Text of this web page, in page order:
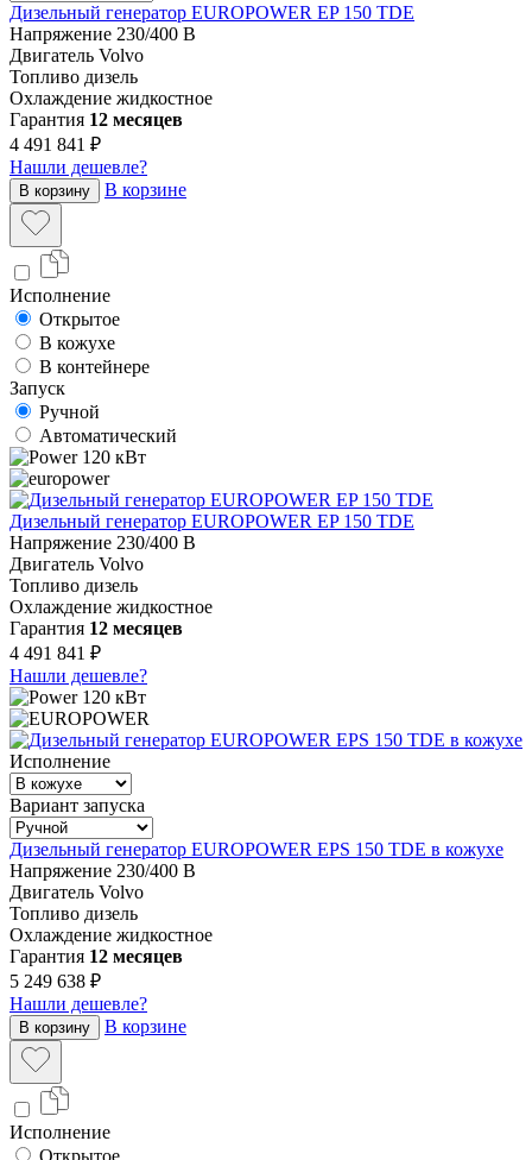
Дизельный генератор EUROPOWER EP 150 TDE
Напряжение 230/400 В
Двигатель Volvo
Топливо дизель
Охлаждение жидкостное
Гарантия 12 месяцев
4 491 841 ₽
Нашли дешевле?
В корзину В корзине
Исполнение
Открытое
В кожухе
В контейнере
Запуск
Ручной
Автоматический
120 кВт
Дизельный генератор EUROPOWER EP 150 TDE
Напряжение 230/400 В
Двигатель Volvo
Топливо дизель
Охлаждение жидкостное
Гарантия 12 месяцев
4 491 841 ₽
Нашли дешевле?
120 кВт
Исполнение
Вариант запуска
Дизельный генератор EUROPOWER EPS 150 TDE в кожухе
Напряжение 230/400 В
Двигатель Volvo
Топливо дизель
Охлаждение жидкостное
Гарантия 12 месяцев
5 249 638 ₽
Нашли дешевле?
В корзину В корзине
Исполнение
Открытое